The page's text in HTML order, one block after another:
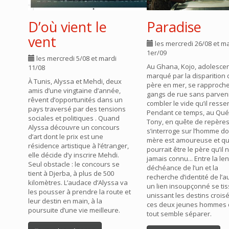
D’où vient le
vent
les mercredi 5/08 et mardi
11/08
À Tunis, Alyssa et Mehdi, deux
amis d’une vingtaine d’année,
rêvent d’opportunités dans un
pays traversé par des tensions
sociales et politiques . Quand
Alyssa découvre un concours
d’art dont le prix est une
résidence artistique à l’étranger,
elle décide d’y inscrire Mehdi.
Seul obstacle : le concours se
tient à Djerba, à plus de 500
kilomètres. L’audace d’Alyssa va
les pousser à prendre la route et
leur destin en main, à la
poursuite d’une vie meilleure.
Paradise
les mercredi 26/08 et
1er/09
Au Ghana, Kojo,
marqué par la disparition
père en mer, se
gangs de rue sans
combler le vide qu’il
Pendant ce temps, au
Tony, en quête de
s’interroge sur l’homme
mère est amoureuse et
pourrait être le père qu’il
jamais connu... Entre la
déchéance de l’un et la
recherche d’identité de
un lien insoupçonné se
unissant les destins
ces deux jeunes hommes
tout semble séparer.